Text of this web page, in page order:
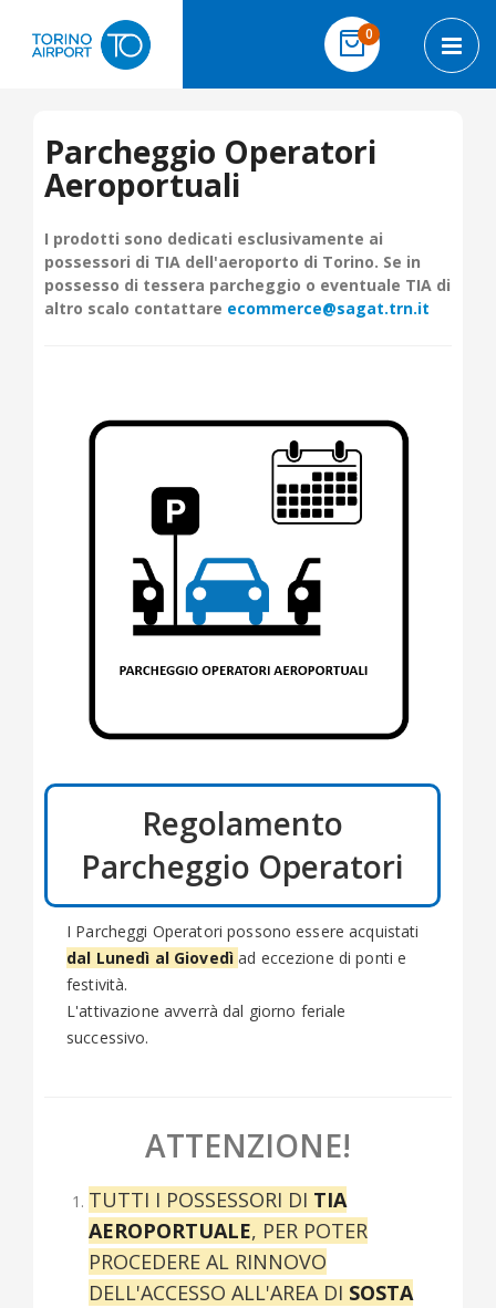
Cart
0elementi
Parcheggio Operatori
Aeroportuali
I prodotti sono dedicati esclusivamente ai
possessori di TIA dell'aeroporto di Torino. Se in
possesso di tessera parcheggio o eventuale TIA di
altro scalo contattare ecommerce@sagat.trn.it
Regolamento
Parcheggio Operatori
I Parcheggi Operatori possono essere acquistati
dal Lunedì al Giovedì ad eccezione di ponti e
festività.
L'attivazione avverrà dal giorno feriale
successivo.
ATTENZIONE!
TUTTI I POSSESSORI DI TIA
AEROPORTUALE, PER POTER
PROCEDERE AL RINNOVO
DELL'ACCESSO ALL'AREA DI SOSTA